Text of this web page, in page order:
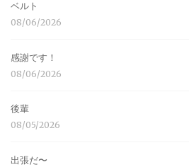
ベルト
08/06/2026
感謝です！
08/06/2026
後輩
08/05/2026
出張だ〜